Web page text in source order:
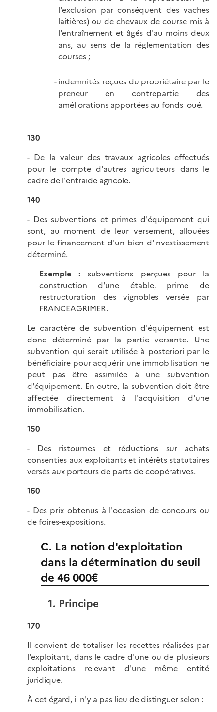
l'exclusion par conséquent des vaches
laitières) ou de chevaux de course mis à
l'entraînement et âgés d'au moins deux
ans, au sens de la réglementation des
courses ;
indemnités reçues du propriétaire par le
preneur en contrepartie des
améliorations apportées au fonds loué.
130
- De la valeur des travaux agricoles effectués
pour le compte d'autres agriculteurs dans le
cadre de l'entraide agricole.
140
- Des subventions et primes d'équipement qui
sont, au moment de leur versement, allouées
pour le financement d'un bien d'investissement
déterminé.
Exemple : subventions perçues pour la
construction d'une étable, prime de
restructuration des vignobles versée par
FRANCEAGRIMER.
Le caractère de subvention d'équipement est
donc déterminé par la partie versante. Une
subvention qui serait utilisée à posteriori par le
bénéficiaire pour acquérir une immobilisation ne
peut pas être assimilée à une subvention
d'équipement. En outre, la subvention doit être
affectée directement à l'acquisition d'une
immobilisation.
150
- Des ristournes et réductions sur achats
consenties aux exploitants et intérêts statutaires
versés aux porteurs de parts de coopératives.
160
- Des prix obtenus à l'occasion de concours ou
de foires-expositions.
C. La notion d'exploitation
dans la détermination du seuil
de 46 000€
1. Principe
170
Il convient de totaliser les recettes réalisées par
l'exploitant, dans le cadre d'une ou de plusieurs
exploitations relevant d'une même entité
juridique.
À cet égard, il n'y a pas lieu de distinguer selon :